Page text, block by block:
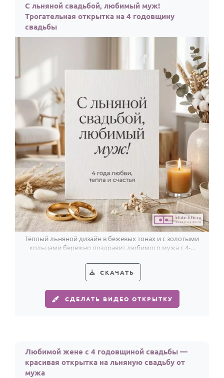
С льняной свадьбой, любимый муж!
Трогательная открытка на 4 годовщину
свадьбы
Тёплый льняной дизайн в бежевых тонах и с золотыми
кольцами бережно поздравит любимого мужа с 4-й
СКАЧАТЬ
СДЕЛАТЬ ВИДЕО ОТКРЫТКУ
Любимой жене с 4 годовщиной свадьбы —
красивая открытка на льняную свадьбу от
мужа